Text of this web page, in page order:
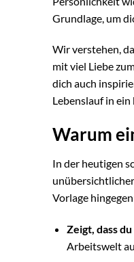
Grundlage, um
Wir verstehen,
mit viel Liebe
dich auch
Lebenslauf in
Warum
In der heutigen
Vorlage
Zeigt, dass
Arbeitswelt